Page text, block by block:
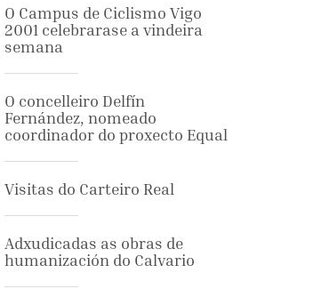
O Campus de Ciclismo Vigo
2001 celebrarase a vindeira
semana
O concelleiro Delfín
Fernández, nomeado
coordinador do proxecto Equal
Visitas do Carteiro Real
Adxudicadas as obras de
humanización do Calvario